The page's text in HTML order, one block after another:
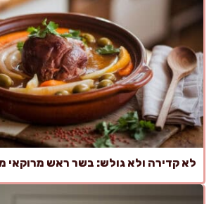
לא קדירה ולא גולש: בשר ראש מרוקאי